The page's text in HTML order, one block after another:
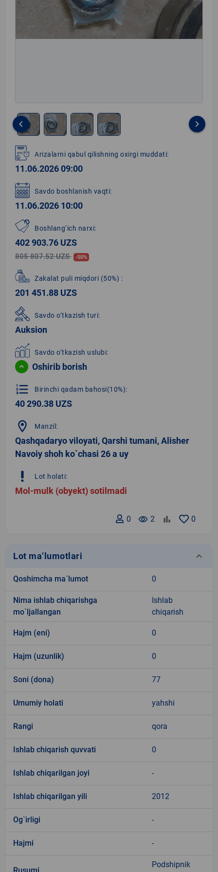
1
of
4
keyboard_arrow_left keyboard_arrow_right
Arizalarni qabul qilishning oxirgi muddati:
11.06.2026 09:00
Savdo boshlanish vaqti:
11.06.2026 10:00
Boshlang‘ich narxi:
402 903.76 UZS
805 807.52 UZS -50%
Zakalat puli miqdori (50%) :
201 451.88 UZS
Savdo o‘tkazish turi:
Auksion
Savdo o‘tkazish uslubi:
Oshirib borish
format_list_numbered Birinchi qadam bahosi(10%):
40 290.38 UZS
location_on Manzil:
Qashqadaryo viloyati, Qarshi tumani, Alisher
Navoiy shoh ko`chasi 26 a uy
priority_high Lot holati:
Mol-mulk (obyekt) sotilmadi
0
remove_red_eye 2
0
Lot ma’lumotlari keyboard_arrow_down
Qoshimcha ma`lumot 0
Nima ishlab chiqarishga
mo`ljallangan
Ishlab
chiqarish
Hajm (eni) 0
Hajm (uzunlik) 0
Soni (dona) 77
Umumiy holati yahshi
Rangi qora
Ishlab chiqarish quvvati 0
Ishlab chiqarilgan joyi -
Ishlab chiqarilgan yili 2012
Og`irligi -
Hajmi -
Podshipnik